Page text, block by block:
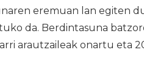
eremuan lan egiten
da. Berdintasuna
arautzaileak onartu eta